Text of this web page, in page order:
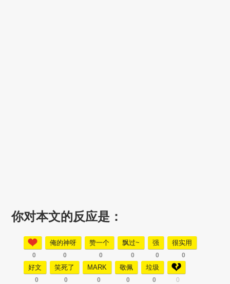
你对本文的反应是：
0
俺的神呀
0
赞一个
0
飘过~
0
强
0
很实用
0
好文
0
笑死了
0
MARK
0
敬佩
0
垃圾
0 0